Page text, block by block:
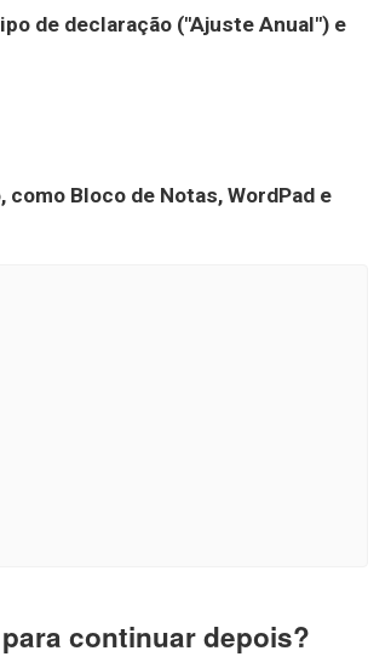
de declaração ("Ajuste Anual") e
Bloco de Notas, WordPad e
continuar depois?